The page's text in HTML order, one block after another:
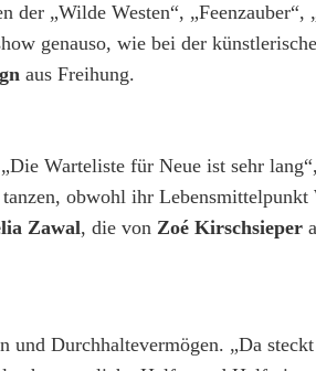
der „Wilde Westen“, „Feenzauber“,
genauso, wie bei der
aus Freihung.
Warteliste für Neue ist sehr
obwohl ihr Lebensmittelpunkt
Zawal, die von Zoé Kirschsieper
und Durchhaltevermögen. „Da